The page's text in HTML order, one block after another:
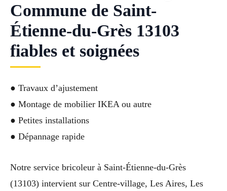
Commune de Saint-
Étienne-du-Grès 13103
fiables et soignées
● Travaux d’ajustement
● Montage de mobilier IKEA ou autre
● Petites installations
● Dépannage rapide
Notre service bricoleur à Saint-Étienne-du-Grès
(13103) intervient sur Centre-village, Les Aires, Les